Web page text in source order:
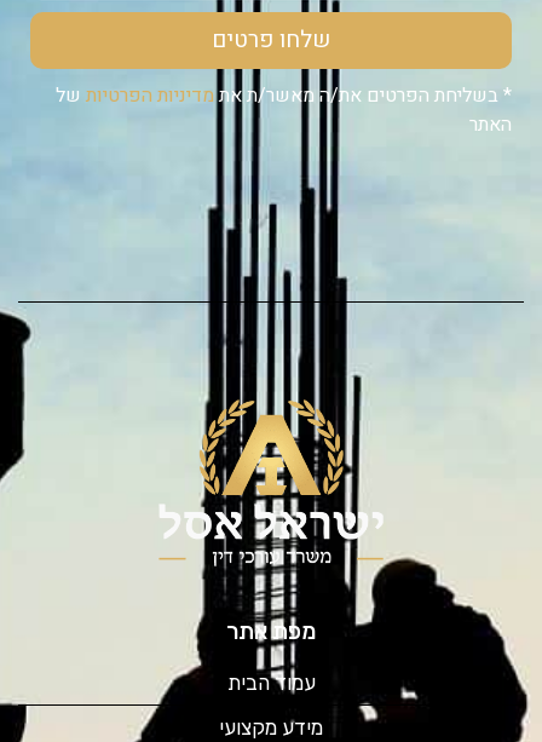
שלחו פרטים
* בשליחת הפרטים את/ה מאשר/ת אתמדיניות הפרטיות של
האתר
מפת אתר
עמוד הבית
מידע מקצועי